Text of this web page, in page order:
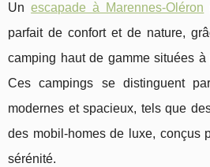
Unescapade à Marennes-Oléron
parfait de confort et de nature,
camping haut de gamme situées
Ces campings se distinguent
modernes et spacieux, tels que
des mobil-homes de luxe, conçus
sérénité.